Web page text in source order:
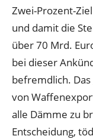
Zwei-Prozent-
und damit die
über 70 Mrd.
bei dieser
befremdlich.
von
alle Dämme zu
Entscheidung,